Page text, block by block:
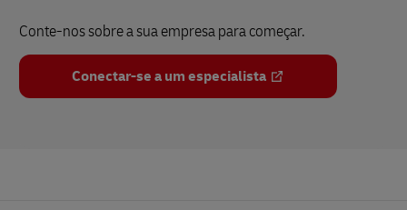
​​Conte-nos sobre a sua empresa para começar.
Conectar-se a um especialista